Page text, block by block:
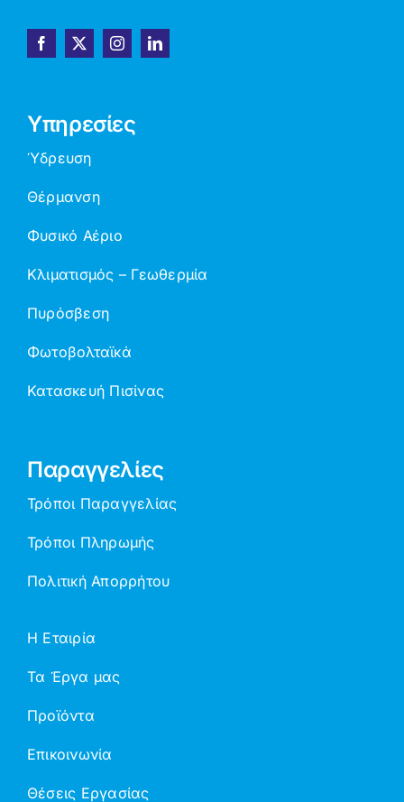
Υπηρεσίες
Ύδρευση
Θέρμανση
Φυσικό Αέριο
Κλιματισμός – Γεωθερμία
Πυρόσβεση
Φωτοβολταϊκά
Κατασκευή Πισίνας
Παραγγελίες
Τρόποι Παραγγελίας
Τρόποι Πληρωμής
Πολιτική Απορρήτου
Η Εταιρία
Τα Έργα μας
Προϊόντα
Επικοινωνία
Θέσεις Εργασίας